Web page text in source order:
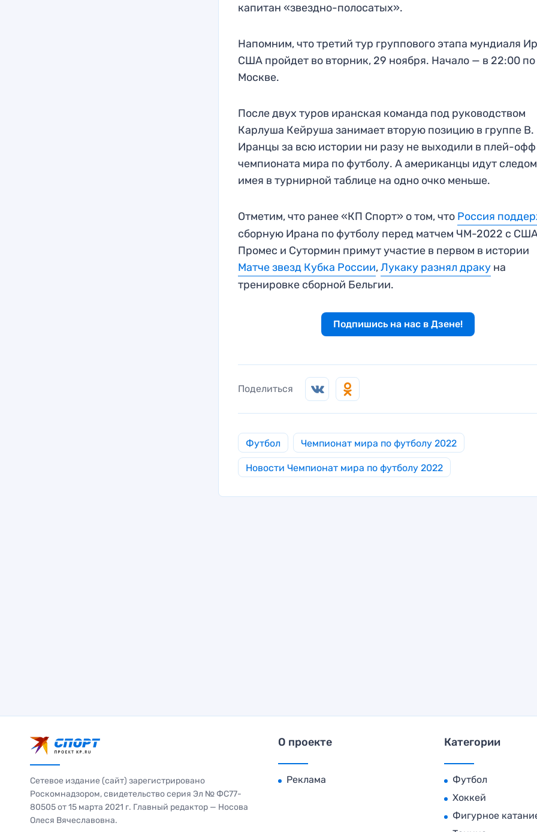
капитан «звездно-полосатых».
Напомним, что третий тур группового этапа мундиаля
США пройдет во вторник, 29 ноября. Начало — в 22:00 по
Москве.
После двух туров иранская команда под руководством
Карлуша Кейруша занимает вторую позицию в группе В.
Иранцы за всю истории ни разу не выходили в плей-офф
чемпионата мира по футболу. А американцы идут
имея в турнирной таблице на одно очко меньше.
Отметим, что ранее «КП Спорт» о том, что Россия
сборную Ирана по футболу перед матчем ЧМ-2022 с
Промес и Сутормин примут участие в первом в истории
Матче звезд Кубка России,Лукаку разнял драку на
тренировке сборной Бельгии.
Подпишись на нас в Дзене!
Поделиться
Футбол Чемпионат мира по футболу 2022
Новости Чемпионат мира по футболу 2022
Сетевое издание (сайт) зарегистрировано
Роскомнадзором, свидетельство серия Эл № ФС77-
80505 от 15 марта 2021 г. Главный редактор — Носова
Олеся Вячеславовна.
О проекте
Реклама
Категории
Футбол
Хоккей
Фигурное